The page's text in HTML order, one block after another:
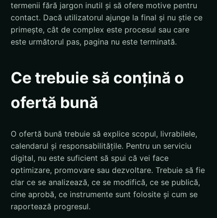
termenii fără jargon inutil și să ofere motive pentru
contact. Dacă utilizatorul ajunge la final și nu știe ce
primește, cât de complex este procesul sau care
este următorul pas, pagina nu este terminată.
Ce trebuie să conțină o
ofertă bună
O ofertă bună trebuie să explice scopul, livrabilele,
calendarul și responsabilitățile. Pentru un serviciu
digital, nu este suficient să spui că vei face
optimizare, promovare sau dezvoltare. Trebuie să fie
clar ce se analizează, ce se modifică, ce se publică,
cine aprobă, ce instrumente sunt folosite și cum se
raportează progresul.